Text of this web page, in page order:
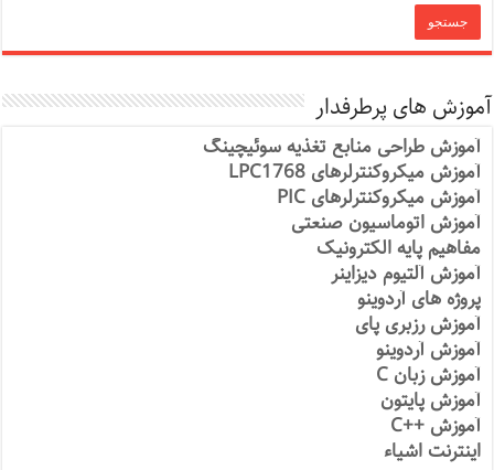
آموزش های پرطرفدار
آموزش طراحی منابع تغذیه سوئیچینگ
آموزش میکروکنترلرهای LPC1768
آموزش میکروکنترلرهای PIC
آموزش اتوماسیون صنعتی
مفاهیم پایه الکترونیک
آموزش آلتیوم دیزاینر
پروژه های آردوینو
آموزش رزبری پای
آموزش آردوینو
آموزش زبان C
آموزش پایتون
آموزش ++C
اینترنت اشیاء